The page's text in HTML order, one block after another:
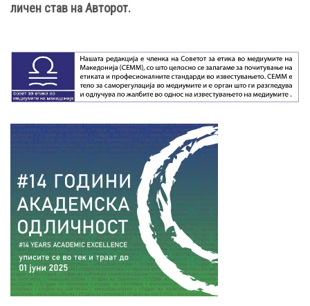
личен став на Авторот.